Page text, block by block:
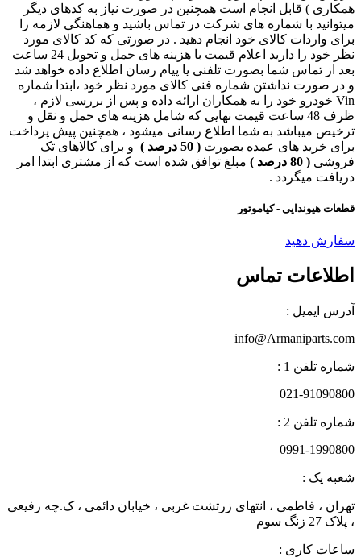
همکاری ) قابل انجام است همچنین در صورت نیاز به کدهای دیگر
میتوانید با شماره های شرکت در تماس باشید و هماهنگی لازمه را
برای واردات کالای خود انجام دهید . در صورتی که کد کالای مورد
نظر خود را دارید اعلام قیمت با هزینه های حمل و تحویل 24 ساعت
بعد از تماس شما بصورت تلفنی یا پیام رسان اطلاع داده خواهد شد
و در صورت نداشتن شماره فنی کالای مورد نظر خود ،ابتدا شماره
Vin خودرو خود را به همکاران ارائه داده و پس از بررسی لازم ،
ظرف 48 ساعت قیمت نهایی که شامل هزینه های حمل و نقل و
ترخیص میباشد به شما اطلاع رسانی میشود ، همچنین پیش پرداخت
برای خرید های عمده بصورت ( 50 درصد )
و برای کالاهای تک
فروشی ( 80 درصد )
مبلغ توافق شده است که از مشتری ابتدا امر
دریافت میگردد .
قطعات هیوندایی - کیاموتور
سفارش دهید
اطلاعات تماس
آدرس ایمیل :
info@Armaniparts.com
شماره تلفن 1 :
021-91090800
شماره تلفن 2 :
0991-1990800
شعبه یک :
تهران ، فاطمی ، انتهای زرتشت غربی ، خیابان دائمی ، ک.چه رفیعی
، پلاک 27 زنگ سوم
ساعات کاری :